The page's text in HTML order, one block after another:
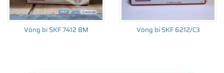
•Chất lượng vòng bi SKF chính hãng
Vòng bi SKF 7412 BM Vòng bi SKF 6212/C3